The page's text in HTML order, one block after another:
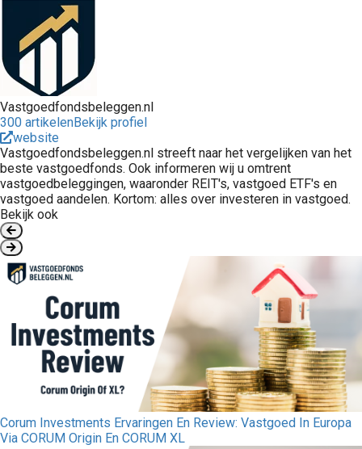
Vastgoedfondsbeleggen.nl
300 artikelenBekijk profiel
website
Vastgoedfondsbeleggen.nl streeft naar het vergelijken van het
beste vastgoedfonds. Ook informeren wij u omtrent
vastgoedbeleggingen, waaronder REIT's, vastgoed ETF's en
vastgoed aandelen. Kortom: alles over investeren in vastgoed.
Bekijk ook
Corum Investments Ervaringen En Review: Vastgoed In Europa
Via CORUM Origin En CORUM XL